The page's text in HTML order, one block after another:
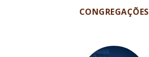
CONGREGAÇÕES